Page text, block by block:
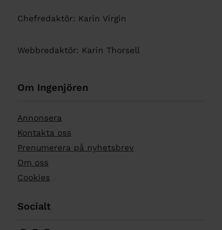
Chefredaktör: Karin Virgin
Webbredaktör: Karin Thorsell
Om Ingenjören
Annonsera
Kontakta oss
Prenumerera på nyhetsbrev
Om oss
Cookies
Socialt